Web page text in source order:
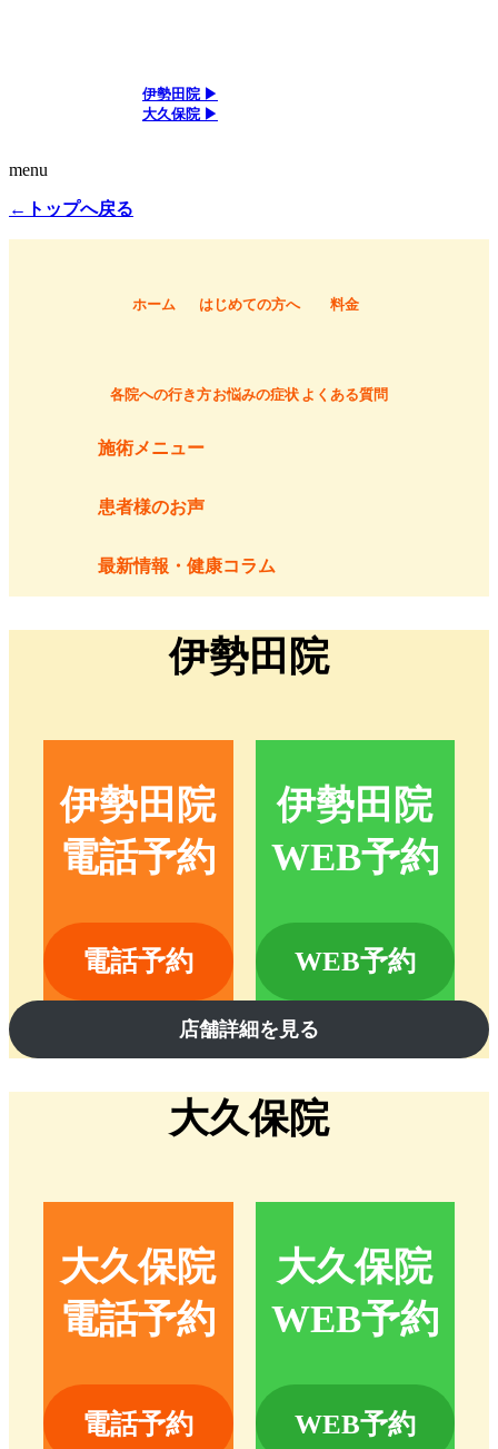
伊勢田院 ▶
大久保院 ▶
menu
←トップへ戻る
ホーム はじめての方へ 料金
各院への行き方お悩みの症状 よくある質問
施術メニュー
患者様のお声
最新情報・健康コラム
伊勢田院
伊勢田院
電話予約
電話予約
伊勢田院
WEB予約
WEB予約
店舗詳細を見る
大久保院
大久保院
電話予約
電話予約
大久保院
WEB予約
WEB予約